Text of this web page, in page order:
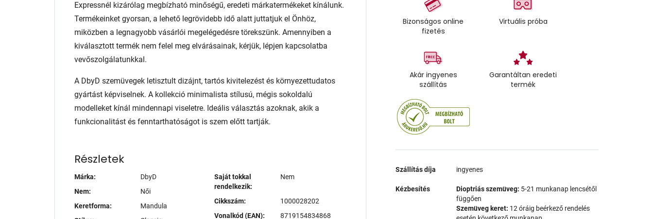
Expressnél kizárólag megbízható minőségű, eredeti márkatermékeket kínálunk.
Termékeinket gyorsan, a lehető legrövidebb idő alatt juttatjuk el Önhöz,
miközben a legnagyobb vásárlói megelégedésre törekszünk. Amennyiben a
kiválasztott termék nem felel meg elvárásainak, kérjük, lépjen kapcsolatba
vevőszolgálatunkkal.
A DbyD szemüvegek letisztult dizájnt, tartós kivitelezést és környezettudatos
gyártást képviselnek. A kollekció minimalista stílusú, mégis sokoldalú
modelleket kínál mindennapi viseletre. Ideális választás azoknak, akik a
funkcionalitást és fenntarthatóságot is szem előtt tartják.
Részletek
Márka:
DbyD
Nem:
Női
Keretforma:
Mandula
Saját tokkal
rendelkezik:
Nem
Cikkszám:
1000028202
Vonalkód (EAN):
8719154834868
Bizonságos online
fizetés
Virtuális próba
Akár ingyenes
szállítás
Garantáltan eredeti
termék
Szállítás díja ingyenes
Kézbesítés Dioptriás szemüveg: 5-21 munkanap lencsétől
függően
Szemüveg keret: 12 óráig beérkező rendelés